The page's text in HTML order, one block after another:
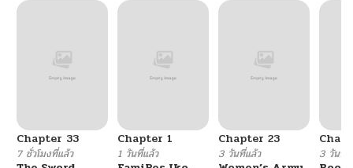
Chapter 33
7 ชั่วโมงที่แล้ว
Chapter 1
1 วันที่แล้ว
Chapter 23
3 วันที่แล้ว 3 วันที่